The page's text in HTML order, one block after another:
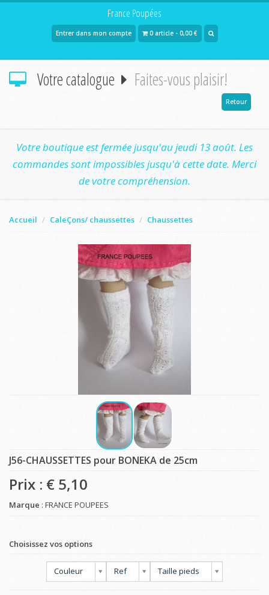
France Poupées
Entrer dans mon compte 0 article - 0,00 €
Votre catalogue Faites-vous plaisir!
Retour
Votre boutique est fermée jusqu'au jeudi 13 août. Les
commandes sont impossibles jusqu'à cette date. Merci
de votre compréhension.
Accueil CaleÇons/ chaussettes Chaussettes
J56-CHAUSSETTES pour BONEKA de 25cm
Prix : € 5,10
Marque : FRANCE POUPEES
Choisissez vos options
Couleur Ref Taille pieds